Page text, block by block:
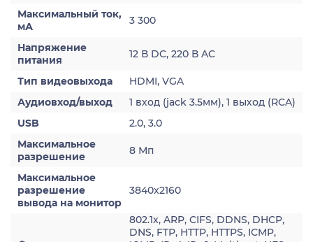
Максимальный ток,
мА
3 300
Напряжение
питания
12 В DC, 220 В AC
Тип видеовыхода
HDMI, VGA
Аудиовход/выход
1 вход (jack 3.5мм), 1 выход (RCA)
USB
2.0, 3.0
Максимальное
разрешение
8 Мп
Максимальное
разрешение
вывода на монитор
3840x2160
802.1x, ARP, CIFS, DDNS, DHCP,
DNS, FTP, HTTP, HTTPS, ICMP,